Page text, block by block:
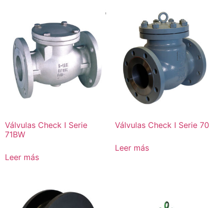
Válvulas Check I Serie
71BW
Leer más
Válvulas Check I Serie 70
Leer más